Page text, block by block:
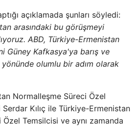
açıklamada şunları söyledi:
arasındaki bu görüşmeyi
ABD, Türkiye-Ermenistan
Güney Kafkasya'ya barış ve
olumlu bir adım olarak
Normalleşme Süreci Özel
Kılıç ile Türkiye-Ermenistan
Temsilcisi ve aynı zamanda